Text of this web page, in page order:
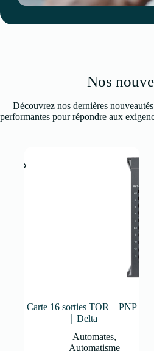
Nos
Découvrez nos dernières
performantes pour répondre aux
Carte 16 sorties TOR – PNP
｜Delta
Automates,
Automatisme